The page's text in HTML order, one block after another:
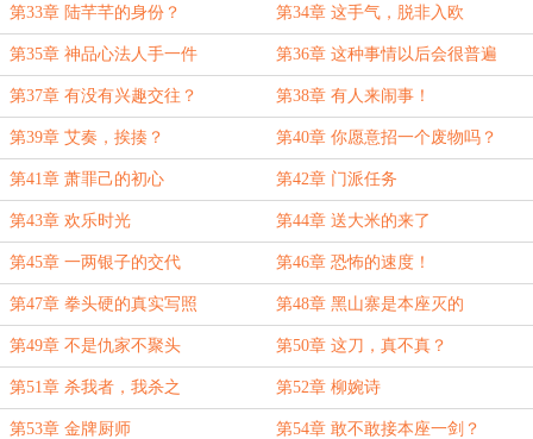
第33章 陆芊芊的身份？ 第34章 这手气，脱非入欧
第35章 神品心法人手一件 第36章 这种事情以后会很普遍
第37章 有没有兴趣交往？ 第38章 有人来闹事！
第39章 艾奏，挨揍？ 第40章 你愿意招一个废物吗？
第41章 萧罪己的初心 第42章 门派任务
第43章 欢乐时光 第44章 送大米的来了
第45章 一两银子的交代 第46章 恐怖的速度！
第47章 拳头硬的真实写照 第48章 黑山寨是本座灭的
第49章 不是仇家不聚头 第50章 这刀，真不真？
第51章 杀我者，我杀之 第52章 柳婉诗
第53章 金牌厨师 第54章 敢不敢接本座一剑？